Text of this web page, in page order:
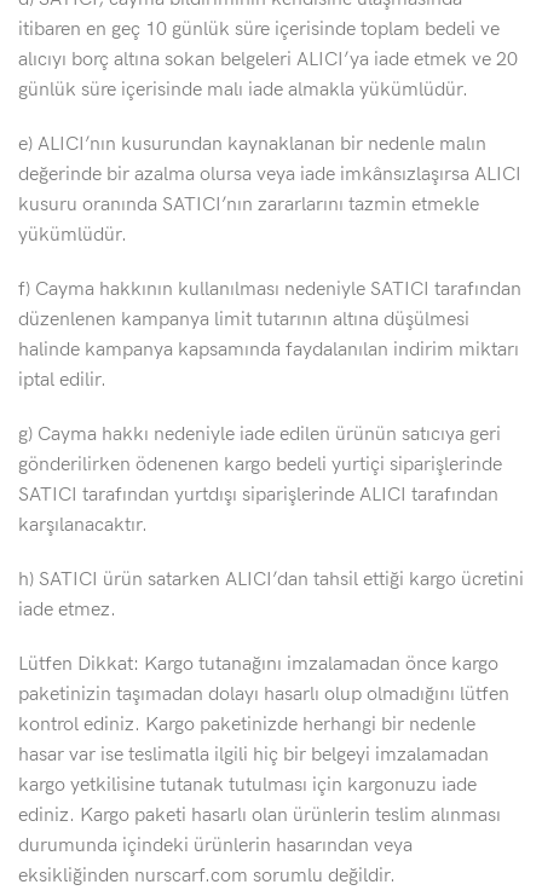
itibaren en geç 10 günlük süre içerisinde toplam bedeli ve
alıcıyı borç altına sokan belgeleri ALICI’ya iade etmek ve 20
günlük süre içerisinde malı iade almakla yükümlüdür.
e) ALICI’nın kusurundan kaynaklanan bir nedenle malın
değerinde bir azalma olursa veya iade imkânsızlaşırsa ALICI
kusuru oranında SATICI’nın zararlarını tazmin etmekle
yükümlüdür.
f) Cayma hakkının kullanılması nedeniyle SATICI tarafından
düzenlenen kampanya limit tutarının altına düşülmesi
halinde kampanya kapsamında faydalanılan indirim miktarı
iptal edilir.
g) Cayma hakkı nedeniyle iade edilen ürünün satıcıya geri
gönderilirken ödenenen kargo bedeli yurtiçi siparişlerinde
SATICI tarafından yurtdışı siparişlerinde ALICI tarafından
karşılanacaktır.
h) SATICI ürün satarken ALICI’dan tahsil ettiği kargo ücretini
iade etmez.
Lütfen Dikkat: Kargo tutanağını imzalamadan önce kargo
paketinizin taşımadan dolayı hasarlı olup olmadığını lütfen
kontrol ediniz. Kargo paketinizde herhangi bir nedenle
hasar var ise teslimatla ilgili hiç bir belgeyi imzalamadan
kargo yetkilisine tutanak tutulması için kargonuzu iade
ediniz. Kargo paketi hasarlı olan ürünlerin teslim alınması
durumunda içindeki ürünlerin hasarından veya
eksikliğinden nurscarf.com sorumlu değildir.